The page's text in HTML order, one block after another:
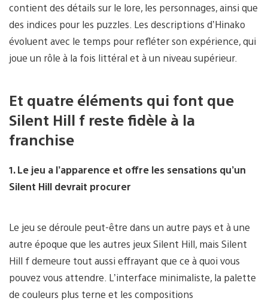
contient des détails sur le lore, les personnages, ainsi que
des indices pour les puzzles. Les descriptions d’Hinako
évoluent avec le temps pour refléter son expérience, qui
joue un rôle à la fois littéral et à un niveau supérieur.
Et quatre éléments qui font que
Silent Hill f reste fidèle à la
franchise
1. Le jeu a l’apparence et offre les sensations qu’un
Silent Hill devrait procurer
Le jeu se déroule peut-être dans un autre pays et à une
autre époque que les autres jeux Silent Hill, mais Silent
Hill f demeure tout aussi effrayant que ce à quoi vous
pouvez vous attendre. L’interface minimaliste, la palette
de couleurs plus terne et les compositions